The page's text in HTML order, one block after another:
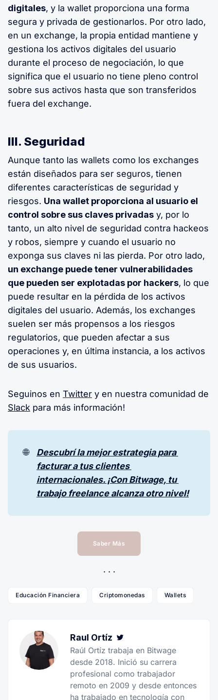
digitales, y la wallet proporciona una forma
segura y privada de gestionarlos. Por otro lado,
en un exchange, la propia entidad mantiene y
gestiona los activos digitales del usuario
durante el proceso de negociación, lo que
significa que el usuario no tiene pleno control
sobre sus activos hasta que son transferidos
fuera del exchange.
III. Seguridad
Aunque tanto las wallets como los exchanges
están diseñados para ser seguros, tienen
diferentes características de seguridad y
riesgos. Una wallet proporciona al usuario el
control sobre sus claves privadas y, por lo
tanto, un alto nivel de seguridad contra hackeos
y robos, siempre y cuando el usuario no
exponga sus claves ni las pierda. Por otro lado,
un exchange puede tener vulnerabilidades
que pueden ser explotadas por hackers, lo que
puede resultar en la pérdida de los activos
digitales del usuario. Además, los exchanges
suelen ser más propensos a los riesgos
regulatorios, que pueden afectar a sus
operaciones y, en última instancia, a los activos
de sus usuarios.
Seguinos en Twitter y en nuestra comunidad de
Slack para más información!
🌐
Descubrí la mejor estrategia para
facturar a tus clientes
internacionales. ¡Con Bitwage, tu
trabajo freelance alcanza otro nivel!
Saber Más
Educación Financiera Criptomonedas Wallets
Raul Ortíz
Raúl Ortíz trabaja en Bitwage
desde 2018. Inició su carrera
profesional como trabajador
remoto en 2009 y desde entonces
ha trabajado en tecnología con